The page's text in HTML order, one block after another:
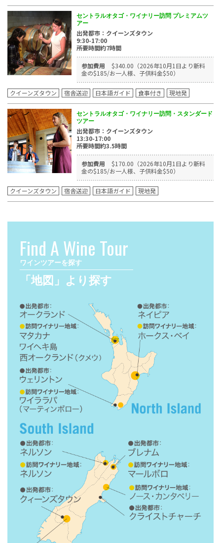
セントラルオタゴ・ワイナリー訪問 プレミアムツ
アー
出発都市：クイーンズタウン
9:30-17:00
所要時間約7時間
参加費用
$340.00（2026年10月1日より新料
金の$185/お一人様、子供料金$50）
クイーンズタウン 宿舎送迎 日本語ガイド 食事付き 現地発
セントラルオタゴ・ワイナリー訪問・スタンダード
ツアー
出発都市：クイーンズタウン
13:30-17:00
所要時間約3.5時間
参加費用
$170.00（2026年10月1日より新料
金の$185/お一人様、子供料金$50）
クイーンズタウン 宿舎送迎 日本語ガイド 現地発
Find A Wine Tour
ワインツアーを探す
「地図」より探す